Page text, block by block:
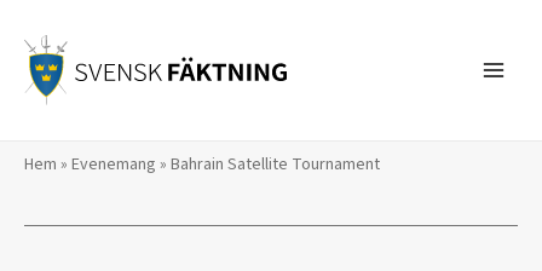
innehåll
Hem » Evenemang » Bahrain Satellite Tournament